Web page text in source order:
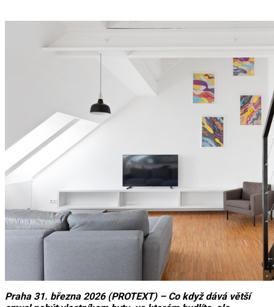
Praha 31. března 2026 (PROTEXT) – Co když dává větší